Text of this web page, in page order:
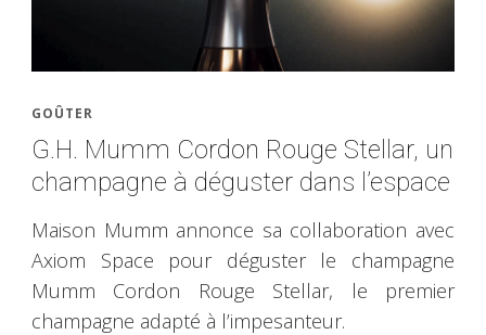
GOÛTER
G.H. Mumm Cordon Rouge Stellar, un
champagne à déguster dans l’espace
Maison Mumm annonce sa collaboration avec
Axiom Space pour déguster le champagne
Mumm Cordon Rouge Stellar, le premier
champagne adapté à l’impesanteur.